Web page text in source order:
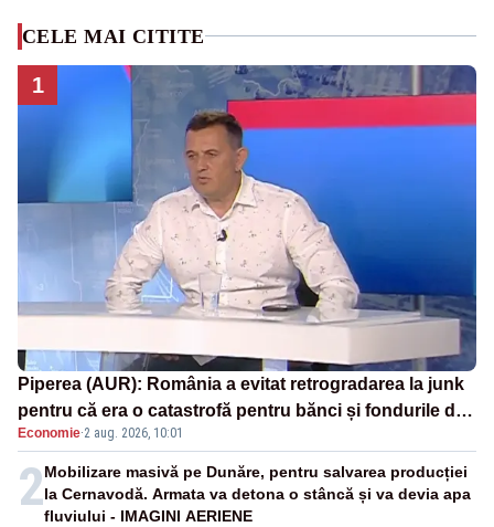
CELE MAI CITITE
1
Piperea (AUR): România a evitat retrogradarea la junk
pentru că era o catastrofă pentru bănci și fondurile de
pensii
Economie·2 aug. 2026, 10:01
2Mobilizare masivă pe Dunăre, pentru salvarea producției
la Cernavodă. Armata va detona o stâncă și va devia apa
fluviului - IMAGINI AERIENE